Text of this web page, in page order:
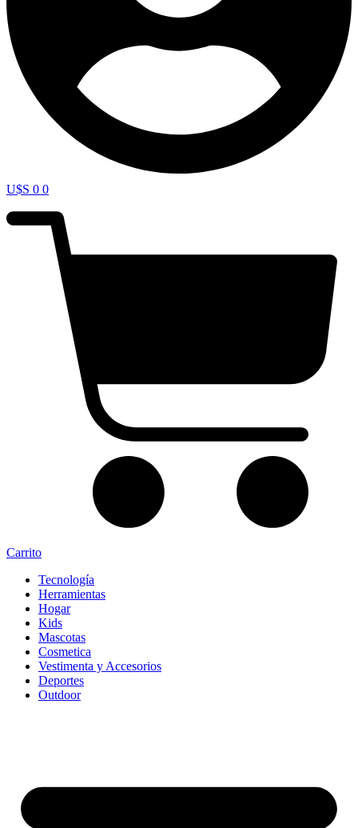
U$S 0 0
Carrito
Tecnología
Herramientas
Hogar
Kids
Mascotas
Cosmetica
Vestimenta y Accesorios
Deportes
Outdoor